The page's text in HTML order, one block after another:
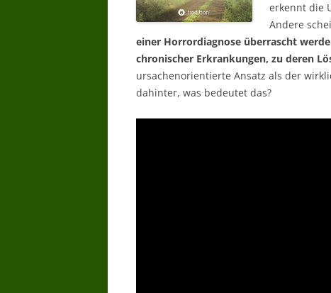
erkennt die
Andere
einer Horrordiagnose überrascht
chronischer Erkrankungen, zu deren
ursachenorientierte Ansatz als der
dahinter, was bedeutet das?